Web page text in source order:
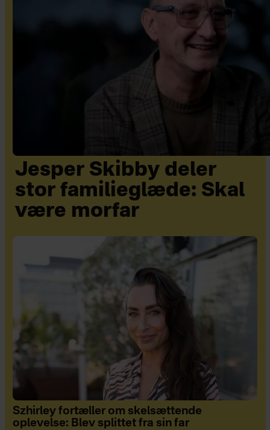
Jesper Skibby deler
stor familieglæde: Skal
være morfar
Szhirley fortæller om skelsættende
oplevelse: Blev splittet fra sin far